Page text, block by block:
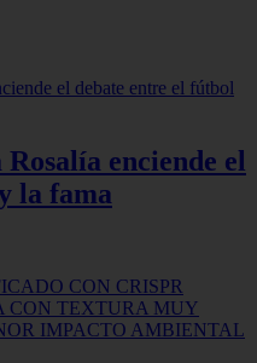
enciende el
la fama